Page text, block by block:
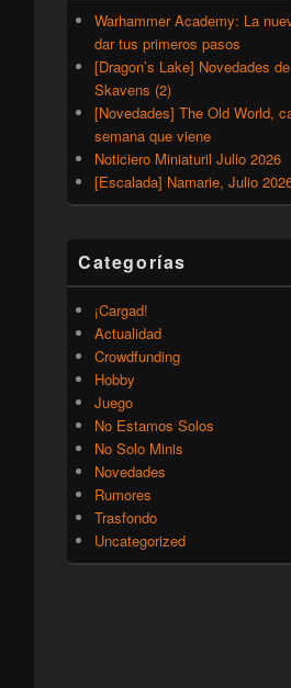
Warhammer Academy: La
dar tus primeros pasos
[Dragon’s Lake] Novedades
Skavens (2)
[Novedades] The Old World,
semana que viene
Noticiero Miniaturil Julio 2026
[Escalada] Namarie, Julio
Categorías
¡Cargad!
Actualidad
Crowdfunding
Hobby
Juego
No Estamos Solos
No Solo Minis
Novedades
Rumores
Trasfondo
Uncategorized